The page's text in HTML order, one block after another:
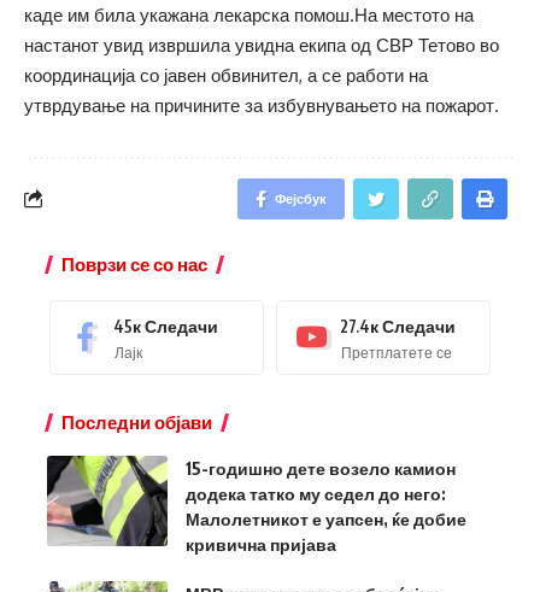
каде им била укажана лекарска помош.На местото на
настанот увид извршила увидна екипа од СВР Тетово во
координација со јавен обвинител, а се работи на
утврдување на причините за избувнувањето на пожарот.
Фејсбук
Поврзи се со нас
45кСледачи
Лајк
27.4кСледачи
Претплатете се
Последни објави
15-годишно дете возело камион
додека татко му седел до него:
Малолетникот е уапсен, ќе добие
кривична пријава